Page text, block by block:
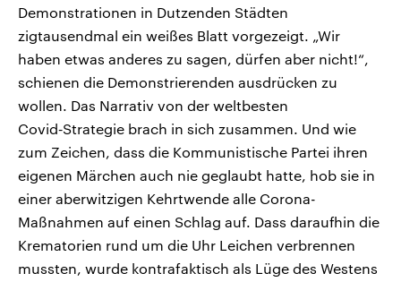
Demonstrationen in Dutzenden Städten
zigtausendmal ein weißes Blatt vorgezeigt. „Wir
haben etwas anderes zu sagen, dürfen aber nicht!“,
schienen die Demonstrierenden ausdrücken zu
wollen. Das Narrativ von der weltbesten
Covid‑Strategie brach in sich zusammen. Und wie
zum Zeichen, dass die Kommunistische Partei ihren
eigenen Märchen auch nie geglaubt hatte, hob sie in
einer aberwitzigen Kehrtwende alle Corona-
Maßnahmen auf einen Schlag auf. Dass daraufhin die
Krematorien rund um die Uhr Leichen verbrennen
mussten, wurde kontrafaktisch als Lüge des Westens